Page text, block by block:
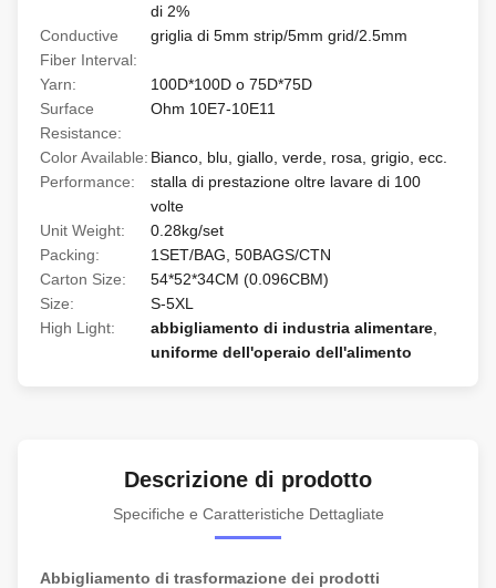
di 2%
Conductive
Fiber Interval:
griglia di 5mm strip/5mm grid/2.5mm
Yarn:
100D*100D o 75D*75D
Surface
Resistance:
Ohm 10E7-10E11
Color Available: Bianco, blu, giallo, verde, rosa, grigio, ecc.
Performance:
stalla di prestazione oltre lavare di 100
volte
Unit Weight:
0.28kg/set
Packing:
1SET/BAG, 50BAGS/CTN
Carton Size:
54*52*34CM (0.096CBM)
Size:
S-5XL
High Light:
abbigliamento di industria alimentare
uniforme dell'operaio dell'alimento
Descrizione di prodotto
Specifiche e Caratteristiche Dettagliate
Abbigliamento di trasformazione dei prodotti